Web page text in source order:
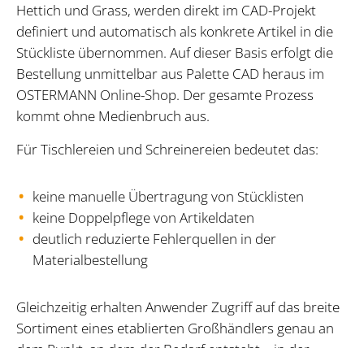
Hettich und Grass, werden direkt im CAD-Projekt
definiert und automatisch als konkrete Artikel in die
Stückliste übernommen. Auf dieser Basis erfolgt die
Bestellung unmittelbar aus Palette CAD heraus im
OSTERMANN Online-Shop. Der gesamte Prozess
kommt ohne Medienbruch aus.
Für Tischlereien und Schreinereien bedeutet das:
keine manuelle Übertragung von Stücklisten
keine Doppelpflege von Artikeldaten
deutlich reduzierte Fehlerquellen in der
Materialbestellung
Gleichzeitig erhalten Anwender Zugriff auf das breite
Sortiment eines etablierten Großhändlers genau an